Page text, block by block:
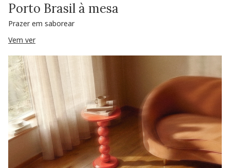
Porto Brasil à mesa
Prazer em saborear
Vem ver